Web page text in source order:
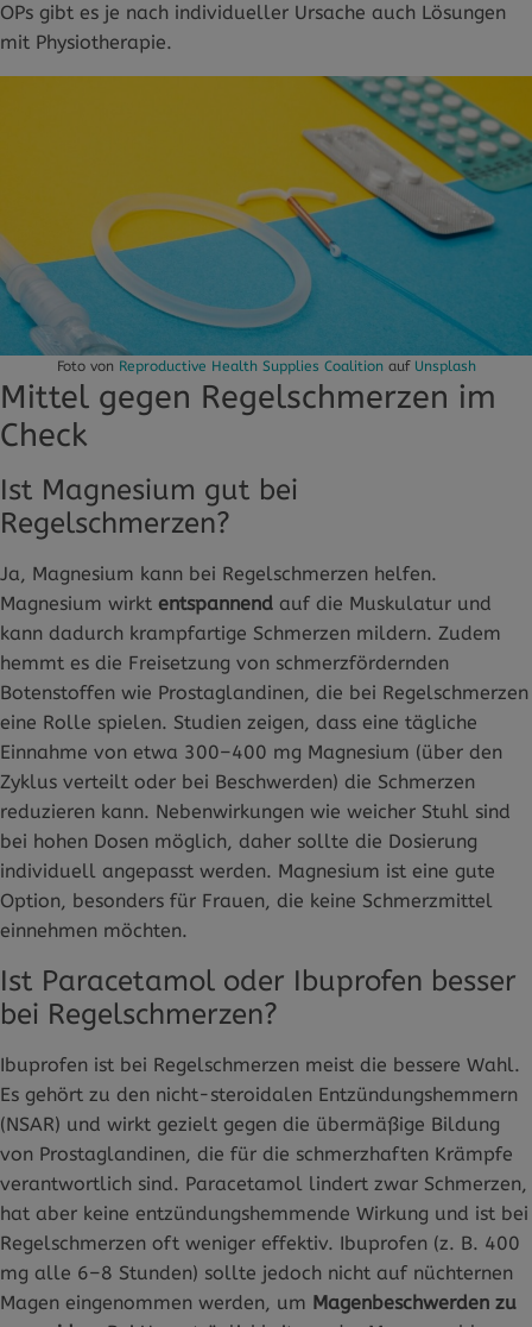
OPs gibt es je nach individueller Ursache auch Lösungen
mit Physiotherapie.
Foto von Reproductive Health Supplies Coalitionauf Unsplash
Mittel gegen Regelschmerzen im
Check
Ist Magnesium gut bei
Regelschmerzen?
Ja, Magnesium kann bei Regelschmerzen helfen.
Magnesium wirkt entspannend auf die Muskulatur und
kann dadurch krampfartige Schmerzen mildern. Zudem
hemmt es die Freisetzung von schmerzfördernden
Botenstoffen wie Prostaglandinen, die bei Regelschmerzen
eine Rolle spielen. Studien zeigen, dass eine tägliche
Einnahme von etwa 300–400 mg Magnesium (über den
Zyklus verteilt oder bei Beschwerden) die Schmerzen
reduzieren kann. Nebenwirkungen wie weicher Stuhl sind
bei hohen Dosen möglich, daher sollte die Dosierung
individuell angepasst werden. Magnesium ist eine gute
Option, besonders für Frauen, die keine Schmerzmittel
einnehmen möchten.
Ist Paracetamol oder Ibuprofen besser
bei Regelschmerzen?
Ibuprofen ist bei Regelschmerzen meist die bessere Wahl.
Es gehört zu den nicht-steroidalen Entzündungshemmern
(NSAR) und wirkt gezielt gegen die übermäßige Bildung
von Prostaglandinen, die für die schmerzhaften Krämpfe
verantwortlich sind. Paracetamol lindert zwar Schmerzen,
hat aber keine entzündungshemmende Wirkung und ist bei
Regelschmerzen oft weniger effektiv. Ibuprofen (z. B. 400
mg alle 6–8 Stunden) sollte jedoch nicht auf nüchternen
Magen eingenommen werden, um Magenbeschwerden zu